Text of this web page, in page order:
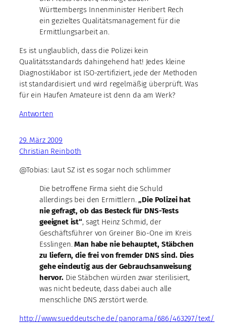
Württembergs Innenminister Heribert Rech
ein gezieltes Qualitätsmanagement für die
Ermittlungsarbeit an.
Es ist unglaublich, dass die Polizei kein
Qualitätsstandards dahingehend hat! Jedes kleine
Diagnostiklabor ist ISO-zertifiziert, jede der Methoden
ist standardisiert und wird regelmäßig überprüft. Was
für ein Haufen Amateure ist denn da am Werk?
Antworten
29. März 2009
Christian Reinboth
@Tobias: Laut SZ ist es sogar noch schlimmer
Die betroffene Firma sieht die Schuld
allerdings bei den Ermittlern.„Die Polizei hat
nie gefragt, ob das Besteck für DNS-Tests
geeignet ist“, sagt Heinz Schmid, der
Geschäftsführer von Greiner Bio-One im Kreis
Esslingen.Man habe nie behauptet, Stäbchen
zu liefern, die frei von fremder DNS sind. Dies
gehe eindeutig aus der Gebrauchsanweisung
hervor.Die Stäbchen würden zwar sterilisiert,
was nicht bedeute, dass dabei auch alle
menschliche DNS zerstört werde.
http://www.sueddeutsche.de/panorama/686/463297/text/